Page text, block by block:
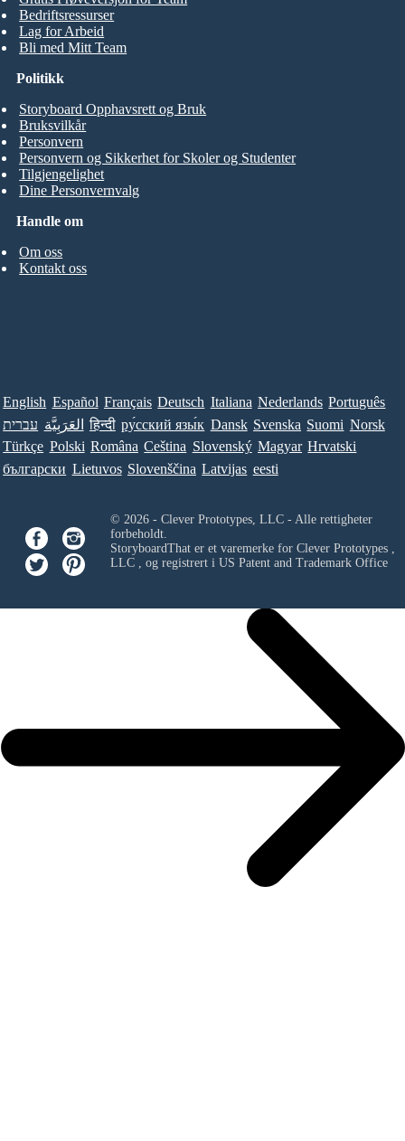
Bedriftsressurser
Lag for Arbeid
Bli med Mitt Team
Handle om
Om oss
Kontakt oss
Politikk
Storyboard Opphavsrett og Bruk
Bruksvilkår
Personvern
Personvern og Sikkerhet for Skoler og Studenter
Tilgjengelighet
Dine Personvernvalg
English Español Français Deutsch Italiana Nederlands Português
עברית العَرَبِيَّة हिन्दी ру́сский язы́к Dansk Svenska Suomi Norsk
Türkçe Polski Româna Ceština Slovenský Magyar Hrvatski
български Lietuvos Slovenščina Latvijas eesti
© 2026 - Clever Prototypes, LLC - Alle rettigheter
forbeholdt.
StoryboardThat er et varemerke for Clever Prototypes ,
LLC, og registrert i US Patent and Trademark Office